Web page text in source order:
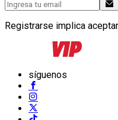
Registrarse implica
síguenos